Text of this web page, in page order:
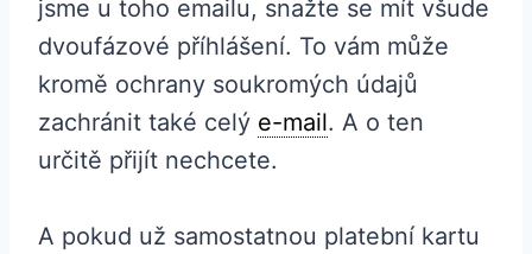
jsme u toho emailu, snažte se mít všude
dvoufázové příhlášení. To vám může
kromě ochrany soukromých údajů
zachránit také celý e-mail. A o ten
určitě přijít nechcete.
A pokud už samostatnou platební kartu